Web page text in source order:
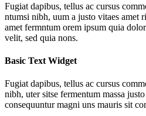
Fugiat dapibus, tellus ac cursus
ntumsi nibh, uum a justo vitaes amet
amet fermntum orem ipsum quia
velit, sed quia nons.
Basic Text Widget
Fugiat dapibus, tellus ac cursus
nibh, uter sitse fermentum massa
consequuntur magni uns mauris sit